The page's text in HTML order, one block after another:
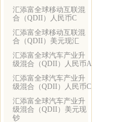
汇添富全球移动互联混
合（QDII）人民币C
汇添富全球移动互联混
合（QDII）美元现汇
汇添富全球汽车产业升
级混合（QDII）人民币A
汇添富全球汽车产业升
级混合（QDII）人民币C
汇添富全球汽车产业升
级混合（QDII）美元现
钞